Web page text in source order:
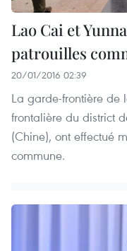
Lao Cai et
patrouilles
20/01/2016 02:39
La garde-frontière
frontalière ​du district
(Chine), ont effectué
commune.